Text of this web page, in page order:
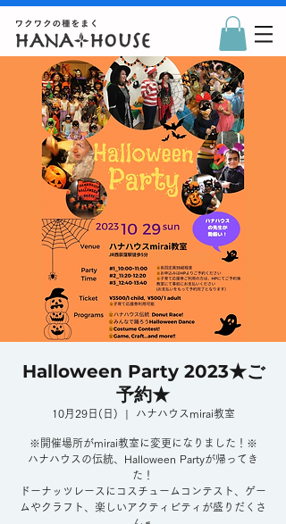
Halloween Party 2023★ご
予約★
10月29日(日)
  |
ハナハウスmirai教室
※開催場所がmirai教室に変更になりました！※
ハナハウスの伝統、Halloween Partyが帰ってき
た！
ドーナッツレースにコスチュームコンテスト、ゲー
ムやクラフト、楽しいアクティビティが盛りだくさ